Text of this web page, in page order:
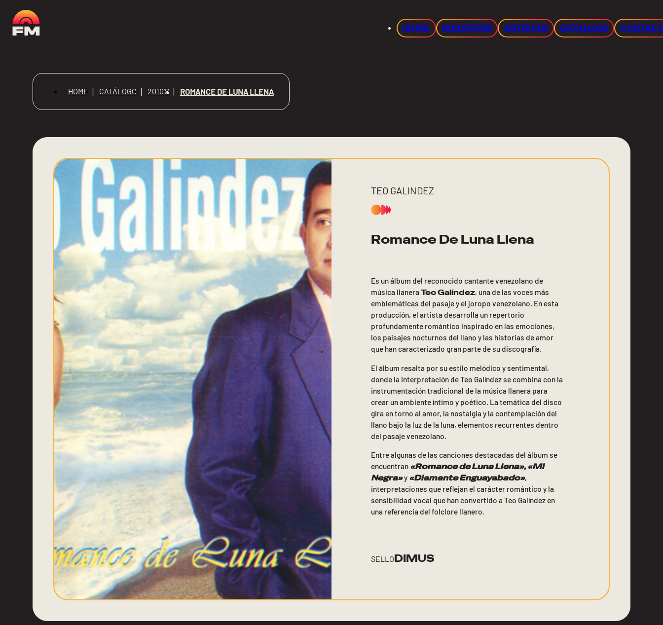
HOME NOSOTROS ARTISTAS CATÁLOGO
HOME CATÁLOGO 2010'S ROMANCE DE LUNA LLENA
TEO GALINDEZ
Romance De Luna Llena
Es un álbum del reconocido cantante venezolano de
música llanera Teo Galíndez, una de las voces más
emblemáticas del pasaje y el joropo venezolano. En esta
producción, el artista desarrolla un repertorio
profundamente romántico inspirado en las emociones,
los paisajes nocturnos del llano y las historias de amor
que han caracterizado gran parte de su discografía.
El álbum resalta por su estilo melódico y sentimental,
donde la interpretación de Teo Galíndez se combina con la
instrumentación tradicional de la música llanera para
crear un ambiente íntimo y poético. La temática del disco
gira en torno al amor, la nostalgia y la contemplación del
llano bajo la luz de la luna, elementos recurrentes dentro
del pasaje venezolano.
Entre algunas de las canciones destacadas del álbum se
encuentran «Romance de Luna Llena», «Mi
Negra»y «Diamante Enguayabado»,
interpretaciones que reflejan el carácter romántico y la
sensibilidad vocal que han convertido a Teo Galíndez en
una referencia del folclore llanero.
SELLODIMUS